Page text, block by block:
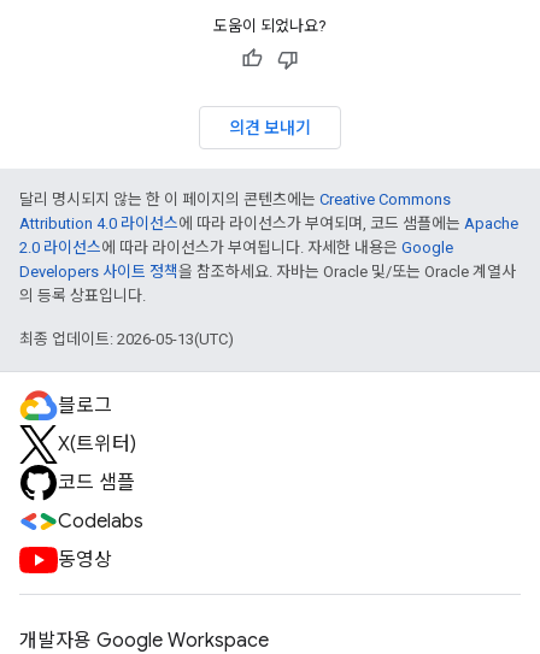
도움이 되었나요?
의견 보내기
달리 명시되지 않는 한 이 페이지의 콘텐츠에는 Creative Commons
Attribution 4.0 라이선스에 따라 라이선스가 부여되며, 코드 샘플에는 Apache
2.0 라이선스에 따라 라이선스가 부여됩니다. 자세한 내용은 Google
Developers 사이트 정책을 참조하세요. 자바는 Oracle 및/또는 Oracle 계열사
의 등록 상표입니다.
최종 업데이트: 2026-05-13(UTC)
블로그
X(트위터)
코드 샘플
Codelabs
동영상
개발자용 Google Workspace